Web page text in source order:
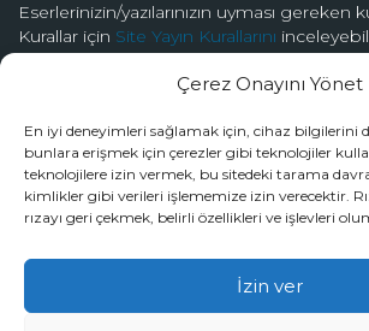
Çerez Onayını Yönet
En iyi deneyimleri sağlamak için, cihaz bilgilerini
bunlara erişmek için çerezler gibi teknolojiler
teknolojilere izin vermek, bu sitedeki tarama
kimlikler gibi verileri işlememize izin verecektir.
rızayı geri çekmek, belirli özellikleri ve işlevleri
İzin ver
Eserlerinizin/yazılarınızın uyması gereken
Kurallar için Site Yayın Kurallarını
BİZİ TAKİP EDİN
© 2026 Sis Dergi | Ardında
Tüm hakları Sis Dergi’ye aittir.